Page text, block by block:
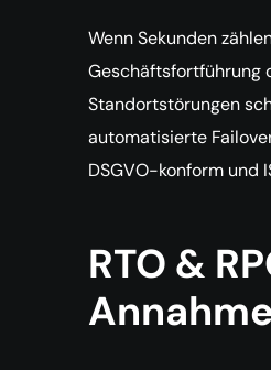
Wenn Sekunden
Geschäftsfortführung
Standortstörungen
automatisierte
DSGVO-konform und
RTO &